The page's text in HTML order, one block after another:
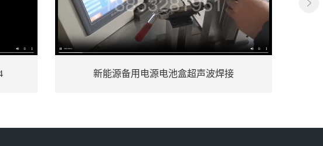
超声波普通塑料焊接案例